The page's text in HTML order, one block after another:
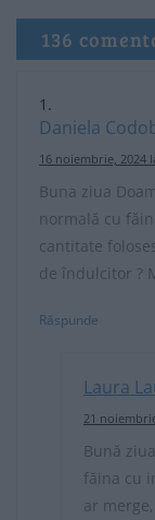
136
Daniela
16 noiembrie, 2024
Buna ziua
normală cu
cantitate
de îndulcitor ?
Răspunde
Laura
21
Bună
făina cu
ar